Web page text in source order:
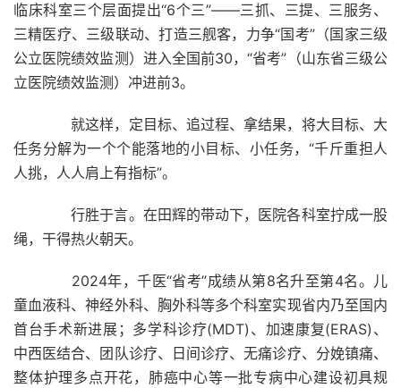
临床科室三个层面提出“6个三”——三抓、三提、三服务、
三精医疗、三级联动、打造三舰客，力争“国考”（国家三级
公立医院绩效监测）进入全国前30，“省考”（山东省三级公
立医院绩效监测）冲进前3。
就这样，定目标、追过程、拿结果，将大目标、大
任务分解为一个个能落地的小目标、小任务，“千斤重担人
人挑，人人肩上有指标”。
行胜于言。在田辉的带动下，医院各科室拧成一股
绳，干得热火朝天。
2024年，千医“省考”成绩从第8名升至第4名。儿
童血液科、神经外科、胸外科等多个科室实现省内乃至国内
首台手术新进展；多学科诊疗(MDT)、加速康复(ERAS)、
中西医结合、团队诊疗、日间诊疗、无痛诊疗、分娩镇痛、
整体护理多点开花，肺癌中心等一批专病中心建设初具规